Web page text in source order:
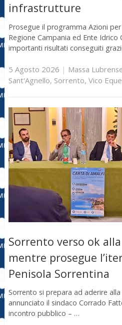
infrastrutture
Prosegue il programma Azioni
Regione Campania ed Ente
importanti risultati conseguiti
5 Agosto 2026 | Massa
Sant'Agnello, Sorrento, Vico
Sorrento verso ok
mentre prosegue
Penisola Sorrentina
Sorrento si prepara ad aderire alla
annunciato il sindaco Corrado
incontro pubblico – …